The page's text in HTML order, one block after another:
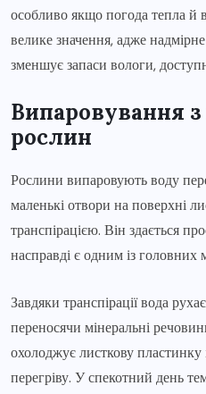
особливо якщо погода тепла й
велике значення, адже
зменшує запаси вологи,
Випаровування з
рослин
Рослини випаровують воду
маленькі отвори на поверхні
транспірацією. Він здається
насправді є одним із головних
Завдяки транспірації вода
переносячи мінеральні
охолоджує листкову пластинку
перегріву. У спекотний день